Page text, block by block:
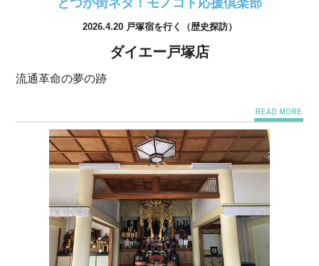
とつか街ネタ！モノコト応援倶楽部
2026.4.20 戸塚宿を行く（歴史探訪）
ダイエー戸塚店
流通革命の夢の跡